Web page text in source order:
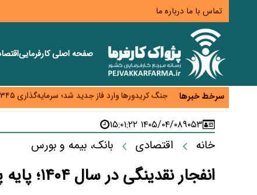
تماس با ما درباره ما
صفحه اصلیکارفرمایی
سرخط خبرها
زائران اربعین نگران ارز باقی‌مانده نباشند؛ خرید
جنگ کریدورها وارد فاز جدید شد؛ سرمایه‌گذاری ۳۴۵ میلیارد دلاری اوراسیا تا ۲۰۳۵
پارادوکس اینترنت در ایران؛ مصرف‌کننده بیشتر
تأمین سرمایه در گردش بدون خلق نقدینگی؛ نقش
معمای تأمین ۸۰ همت معوقات بازنشستگان؛ بانک رفاه وارد میدان شد
۹۰۵۳۱۴۰۵/۰۴/۰۸ ۱۵:۰۱:۲۲
خانه اقتصادی بانک، بیمه و بورس
انفجار نقدینگی در سال ۱۴۰۴؛ پایه پولی به مرز هشدار رسید